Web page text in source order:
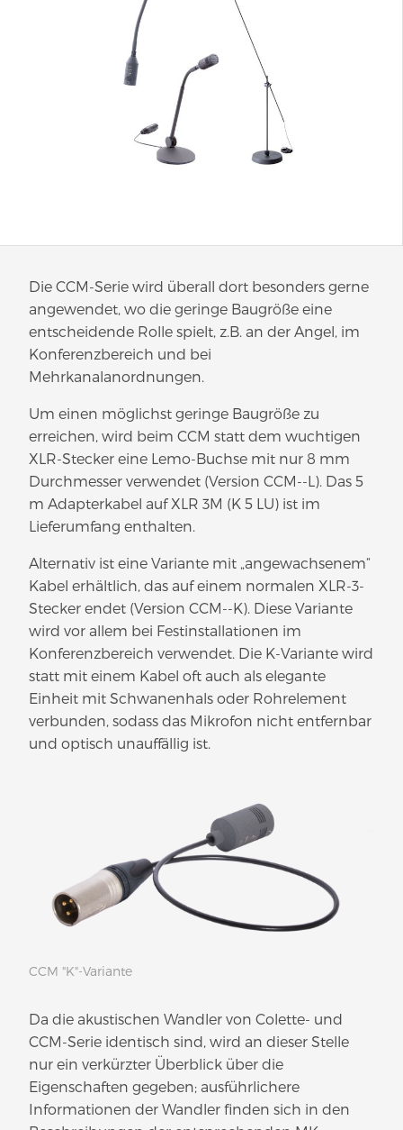
Die CCM-Serie wird überall dort besonders gerne
angewendet, wo die geringe Baugröße eine
entscheidende Rolle spielt, z.B. an der Angel, im
Konferenzbereich und bei
Mehrkanalanordnungen.
Um einen möglichst geringe Baugröße zu
erreichen, wird beim CCM statt dem wuchtigen
XLR-Stecker eine Lemo-Buchse mit nur 8 mm
Durchmesser verwendet (Version CCM--L). Das 5
m Adapterkabel auf XLR 3M (K 5 LU) ist im
Lieferumfang enthalten.
Alternativ ist eine Variante mit „angewachsenem“
Kabel erhältlich, das auf einem normalen XLR-3-
Stecker endet (Version CCM--K). Diese Variante
wird vor allem bei Festinstallationen im
Konferenzbereich verwendet. Die K-Variante wird
statt mit einem Kabel oft auch als elegante
Einheit mit Schwanenhals oder Rohrelement
verbunden, sodass das Mikrofon nicht entfernbar
und optisch unauffällig ist.
CCM "K"-Variante
Da die akustischen Wandler von Colette- und
CCM-Serie identisch sind, wird an dieser Stelle
nur ein verkürzter Überblick über die
Eigenschaften gegeben; ausführlichere
Informationen der Wandler finden sich in den